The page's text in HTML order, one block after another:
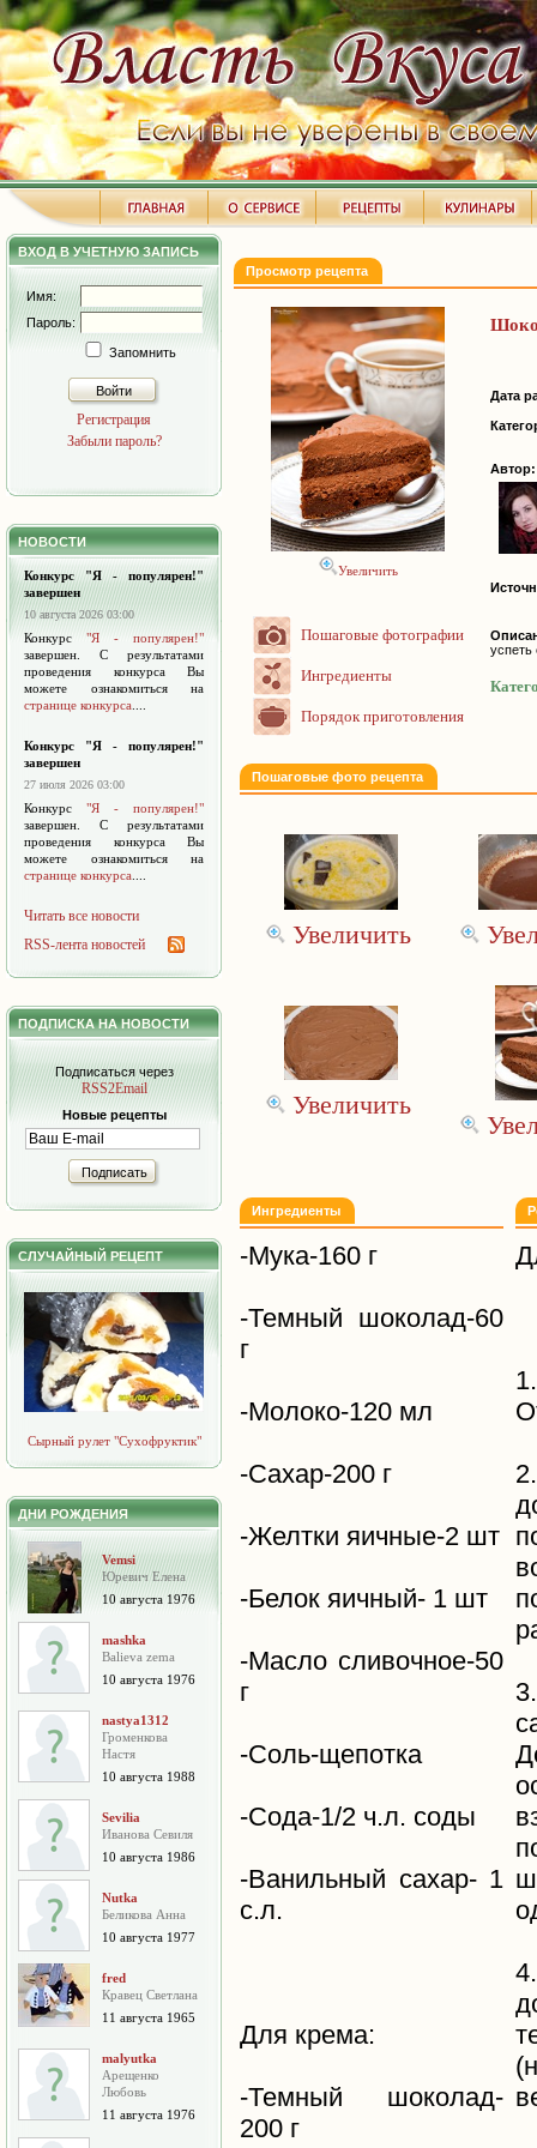
ВХОД В УЧЕТНУЮ ЗАПИСЬ
Имя:
Пароль:
Запомнить
Войти
Регистрация
Забыли пароль?
НОВОСТИ
Конкурс "Я - популярен!"
завершен
10 августа 2026 03:00
Конкурс "Я - популярен!"
завершен. С результатами
проведения конкурса Вы
можете ознакомиться на
странице конкурса
Конкурс "Я - популярен!"
завершен
27 июля 2026 03:00
Конкурс "Я - популярен!"
завершен. С результатами
проведения конкурса Вы
можете ознакомиться на
странице конкурса
Читать все новости
RSS-лента новостей
ПОДПИСКА НА НОВОСТИ
Подписаться через
RSS2Email
Новые рецепты
Подписать
СЛУЧАЙНЫЙ РЕЦЕПТ
Сырный рулет "Сухофруктик"
ДНИ РОЖДЕНИЯ
Vemsi
Юревич Елена
10 августа 1976
mashka
Balieva zema
10 августа 1976
nastya1312
Громенкова
Настя
10 августа 1988
Sevilia
Иванова Севиля
10 августа 1986
Nutka
Беликова Анна
10 августа 1977
fred
Кравец Светлана
11 августа 1965
malyutka
Арещенко
Любовь
11 августа 1976
Просмотр рецепта
Увеличить
Пошаговые фотографии
Ингредиенты
Порядок приготовления
Дата
Автор:
успеть
Пошаговые фото рецепта
Увеличить
Увеличить
Ингредиенты
-Мука-160 г
-Темный шоколад-60
г
-Молоко-120 мл
-Сахар-200 г
-Желтки яичные-2 шт
-Белок яичный- 1 шт
-Масло сливочное-50
г
-Соль-щепотка
-Сода-1/2 ч.л. соды
-Ванильный сахар- 1
с.л.
Для крема:
-Темный шоколад-
200 г